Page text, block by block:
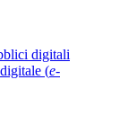
digitali
(e-